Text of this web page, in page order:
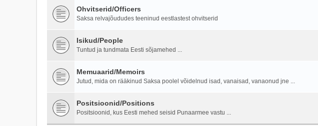
Ohvitserid/Officers
Saksa relvajõududes teeninud eestlastest ohvitserid
Isikud/People
Tuntud ja tundmata Eesti sõjamehed ...
Memuaarid/Memoirs
Jutud, mida on rääkinud Saksa poolel võidelnud isad, vanaisad, vanaonud jne ...
Positsioonid/Positions
Positsioonid, kus Eesti mehed seisid Punaarmee vastu ...